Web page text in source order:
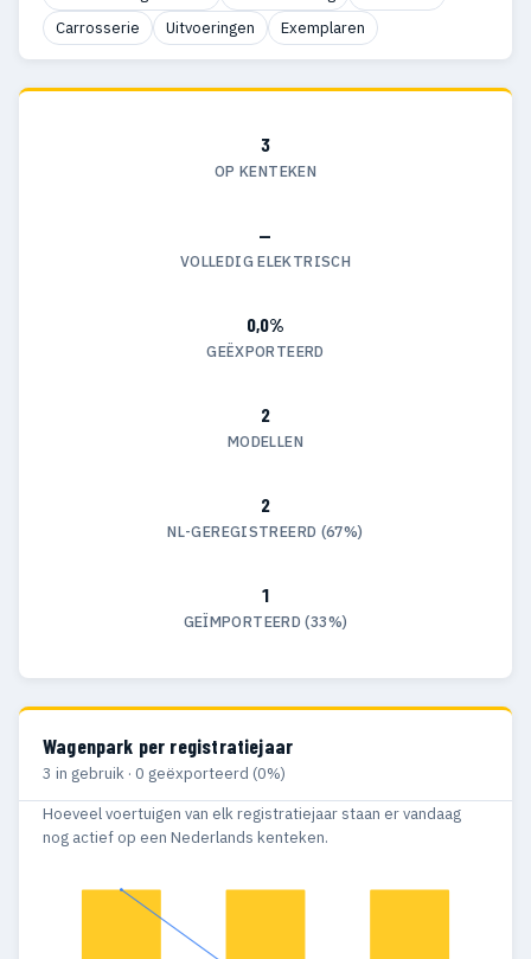
Carrosserie
Uitvoeringen Exemplaren
3
OP KENTEKEN
—
VOLLEDIG ELEKTRISCH
0,0%
GEËXPORTEERD
2
MODELLEN
2
NL-GEREGISTREERD (67%)
1
GEÏMPORTEERD (33%)
Wagenpark per registratiejaar
3 in gebruik · 0 geëxporteerd (0%)
Hoeveel voertuigen van elk registratiejaar staan er vandaag
nog actief op een Nederlands kenteken.